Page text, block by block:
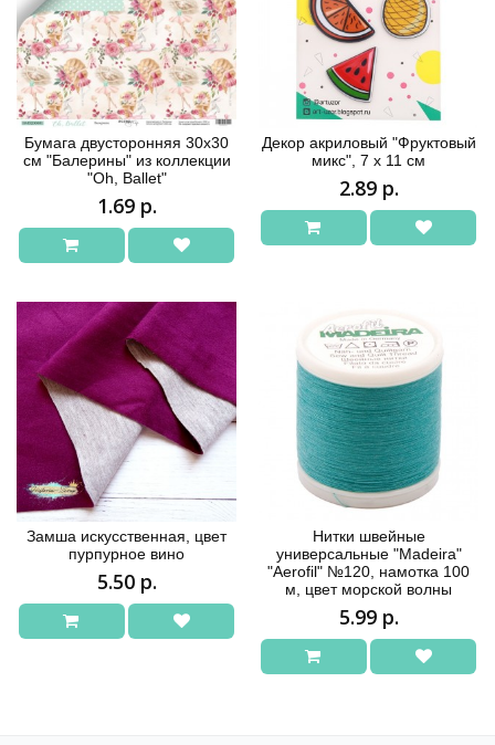
Бумага двусторонняя 30x30
см "Балерины" из коллекции
"Oh, Ballet"
1.69 р.
Декор акриловый "Фруктовый
микс", 7 х 11 см
2.89 р.
Замша искусственная, цвет
пурпурное вино
5.50 р.
Нитки швейные
универсальные "Madeira"
"Aerofil" №120, намотка 100
м, цвет морской волны
5.99 р.